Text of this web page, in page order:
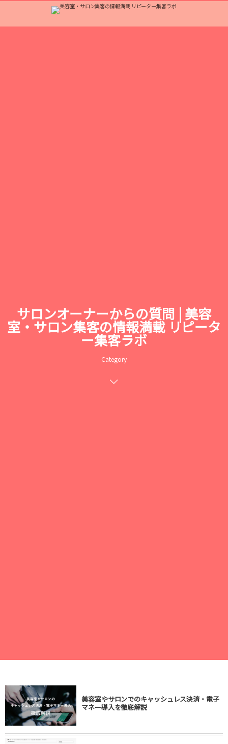
サロンオーナーからの質問 | 美容
室・サロン集客の情報満載 リピータ
ー集客ラボ
Category
美容室やサロンでのキャッシュレス決済・電子
マネー導入を徹底解説